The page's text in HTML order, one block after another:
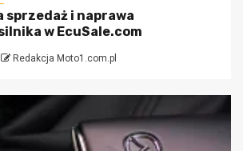
sprzedaż i naprawa
w EcuSale.com
Redakcja Moto1.com.pl